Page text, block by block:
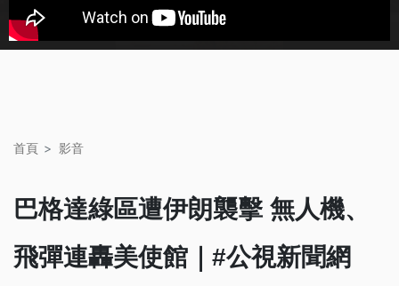
首頁 影音
巴格達綠區遭伊朗襲擊 無人機、
飛彈連轟美使館｜#公視新聞網